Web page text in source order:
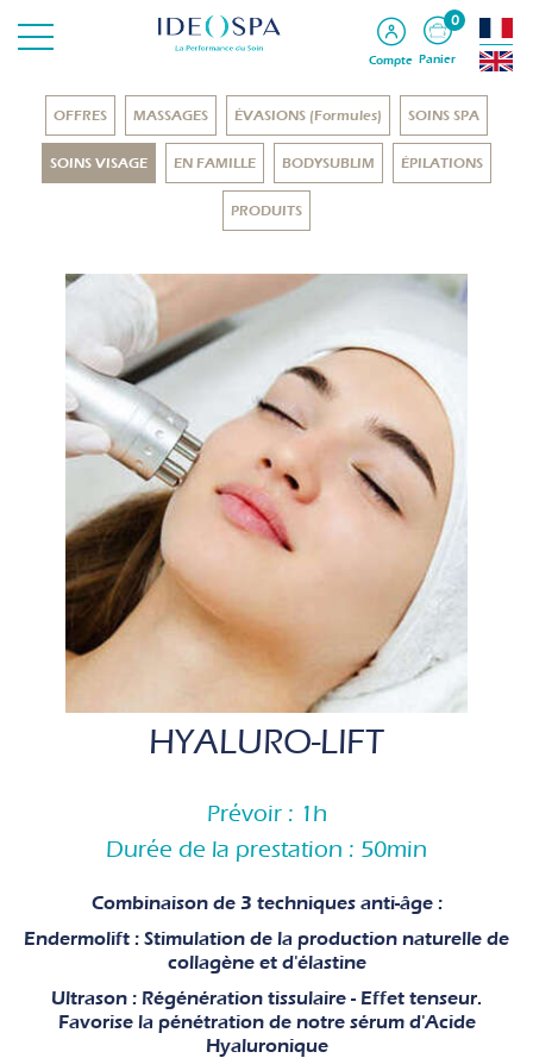
Compte
0
Panier
OFFRES MASSAGES ÉVASIONS (Formules) SOINS SPA
SOINS VISAGE EN FAMILLE BODYSUBLIM ÉPILATIONS
PRODUITS
HYALURO-LIFT
Prévoir : 1h
Durée de la prestation : 50min
Combinaison de 3 techniques anti-âge :
Endermolift : Stimulation de la production naturelle de
collagène et d'élastine
Ultrason : Régénération tissulaire - Effet tenseur.
Favorise la pénétration de notre sérum d'Acide
Hyaluronique